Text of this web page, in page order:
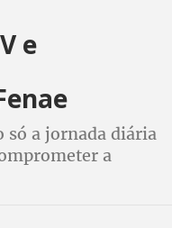
e
só a jornada diária
a